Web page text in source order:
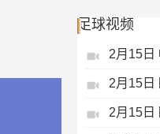
足球视频
2月15日